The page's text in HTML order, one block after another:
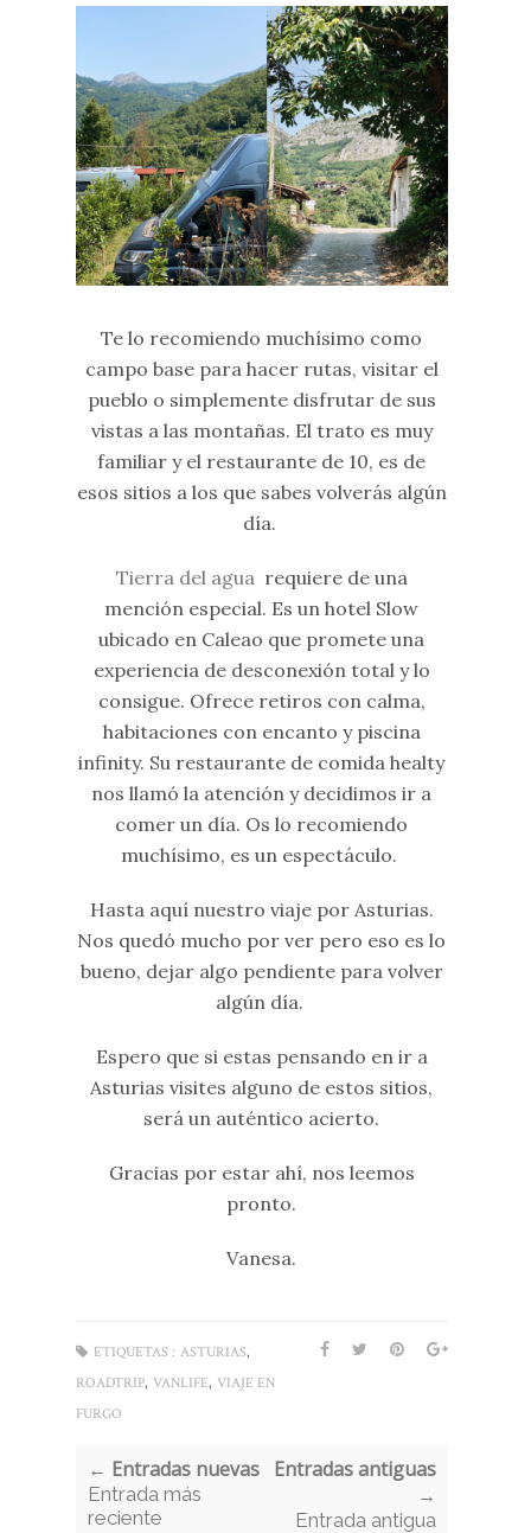
Te lo recomiendo muchísimo como
campo base para hacer rutas, visitar el
pueblo o simplemente disfrutar de sus
vistas a las montañas. El trato es muy
familiar y el restaurante de 10, es de
esos sitios a los que sabes volverás algún
día.
Tierra del agua requiere de una
mención especial. Es un hotel Slow
ubicado en Caleao que promete una
experiencia de desconexión total y lo
consigue. Ofrece retiros con calma,
habitaciones con encanto y piscina
infinity. Su restaurante de comida healty
nos llamó la atención y decidimos ir a
comer un día. Os lo recomiendo
muchísimo, es un espectáculo.
Hasta aquí nuestro viaje por Asturias.
Nos quedó mucho por ver pero eso es lo
bueno, dejar algo pendiente para volver
algún día.
Espero que si estas pensando en ir a
Asturias visites alguno de estos sitios,
será un auténtico acierto.
Gracias por estar ahí, nos leemos
pronto.
Vanesa.
ETIQUETAS : ASTURIAS,
ROADTRIP, VANLIFE, VIAJE EN
FURGO
← Entradas nuevas
Entrada más
reciente
Entradas antiguas
→
Entrada antigua